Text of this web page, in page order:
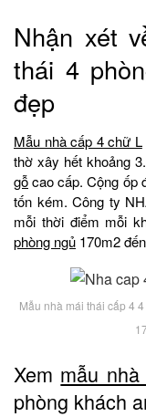
Nhận xét
thái 4
đẹp
Mẫu nhà cấp 4 chữ L
thờ xây hết khoảng
gỗcao cấp. Cộng ốp
tốn kém. Công ty
mỗi thời điểm mỗi
phòng ngủ 170m2
Mẫu nhà mái thái cấp 4
Xem mẫu
phòng khách